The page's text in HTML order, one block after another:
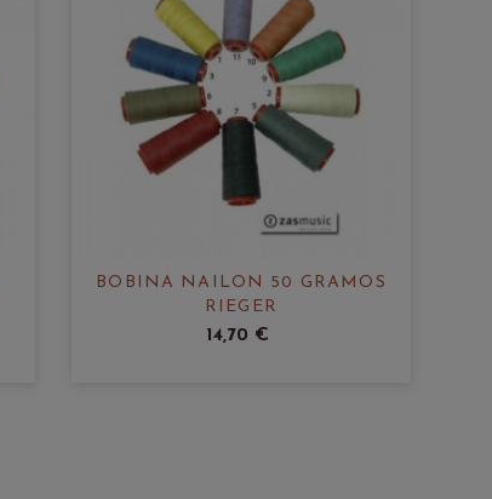
BOBINA NAILON 50 GRAMOS
RIEGER
14,70 €